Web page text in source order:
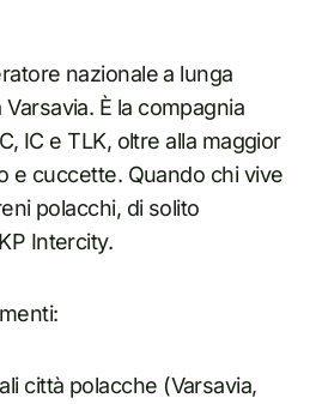
nazionale a lunga
È la compagnia
IC e TLK, oltre alla maggior
e cuccette. Quando chi vive
polacchi, di solito
Intercity.
città polacche (Varsavia,